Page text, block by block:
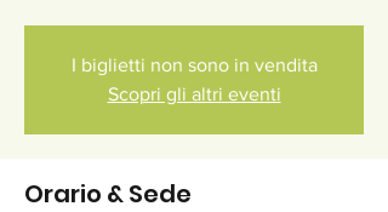
I biglietti non sono in vendita
Scopri gli altri eventi
Orario & Sede